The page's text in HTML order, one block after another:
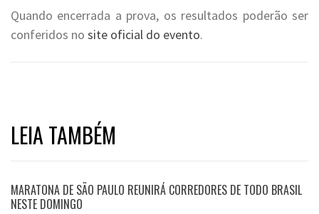
Quando encerrada a prova, os resultados poderão ser
conferidos no site oficial do evento.
LEIA TAMBÉM
MARATONA DE SÃO PAULO REUNIRÁ CORREDORES DE TODO BRASIL
NESTE DOMINGO